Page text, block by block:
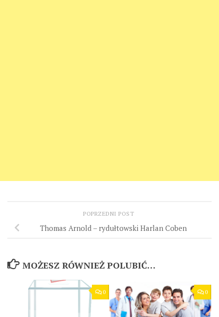
POPRZEDNI POST
Thomas Arnold – rydułtowski Harlan Coben
MOŻESZ RÓWNIEŻ POLUBIĆ…
0 0